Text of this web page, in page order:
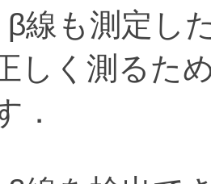
β線も測定し
しく測るた
．